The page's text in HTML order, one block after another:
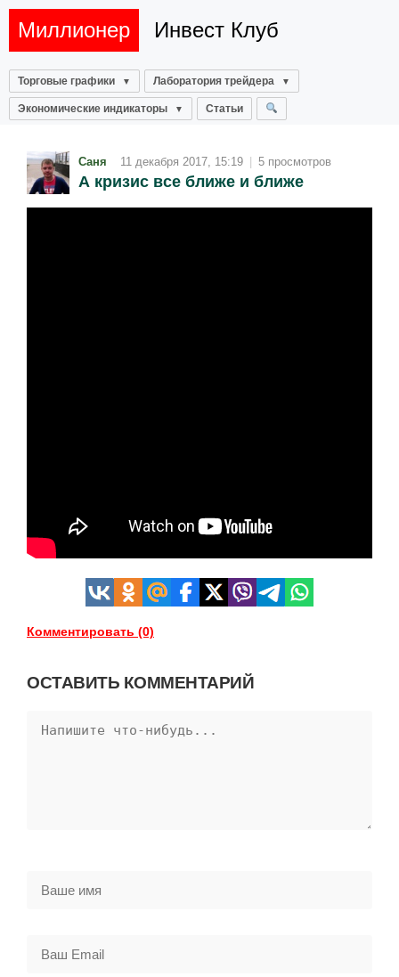
Миллионер Инвест Клуб
Торговые графики Лаборатория трейдера
Экономические индикаторы Статьи
Саня 11 декабря 2017, 15:19 | 5 просмотров
А кризис все ближе и ближе
Комментировать (0)
ОСТАВИТЬ КОММЕНТАРИЙ